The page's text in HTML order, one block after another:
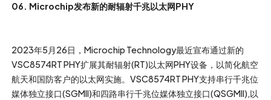
06. Microchip发布新的耐辐射千兆以太网PHY
2023年5月26日，Microchip Technology最近宣布通过新的
VSC8574RT PHY扩展其耐辐射(RT)以太网PHY设备，以简化航空
航天和国防客户的以太网实施。VSC8574RT PHY支持串行千兆位
媒体独立接口(SGMII)和四路串行千兆位媒体独立接口(QSGMII),以